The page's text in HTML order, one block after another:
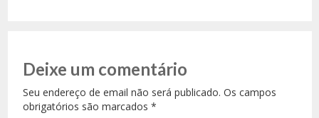
Deixe um comentário
Seu endereço de email não será publicado. Os campos
obrigatórios são marcados *